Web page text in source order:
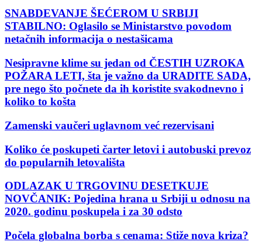
SNABDEVANJE ŠEĆEROM U SRBIJI
STABILNO: Oglasilo se Ministarstvo povodom
netačnih informacija o nestašicama
Nesipravne klime su jedan od ČESTIH UZROKA
POŽARA LETI, šta je važno da URADITE SADA,
pre nego što počnete da ih koristite svakodnevno i
koliko to košta
Zamenski vaučeri uglavnom već rezervisani
Koliko će poskupeti čarter letovi i autobuski prevoz
do popularnih letovališta
ODLAZAK U TRGOVINU DESETKUJE
NOVČANIK: Pojedina hrana u Srbiji u odnosu na
2020. godinu poskupela i za 30 odsto
Počela globalna borba s cenama: Stiže nova kriza?